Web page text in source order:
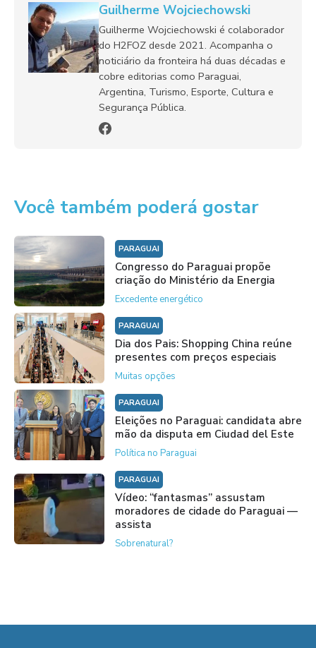
Guilherme Wojciechowski
Guilherme Wojciechowski é colaborador
do H2FOZ desde 2021. Acompanha o
noticiário da fronteira há duas décadas e
cobre editorias como Paraguai,
Argentina, Turismo, Esporte, Cultura e
Segurança Pública.
Você também poderá gostar
PARAGUAI
Congresso do Paraguai propõe
criação do Ministério da Energia
Excedente energético
PARAGUAI
Dia dos Pais: Shopping China reúne
presentes com preços especiais
Muitas opções
PARAGUAI
Eleições no Paraguai: candidata abre
mão da disputa em Ciudad del Este
Política no Paraguai
PARAGUAI
Vídeo: “fantasmas” assustam
moradores de cidade do Paraguai —
assista
Sobrenatural?